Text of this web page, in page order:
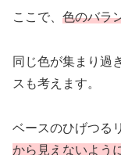
ここで、 色のバラ
同じ色が集まり過
スも考えます。
ベースのひげつる
から見えないよう